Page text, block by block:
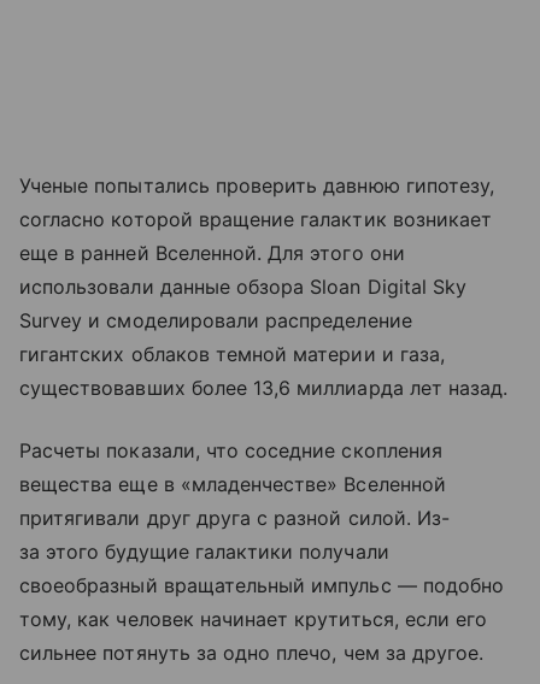
Ученые попытались проверить давнюю гипотезу,
согласно которой вращение галактик возникает
еще в ранней Вселенной. Для этого они
использовали данные обзора Sloan Digital Sky
Survey и смоделировали распределение
гигантских облаков темной материи и газа,
существовавших более 13,6 миллиарда лет назад.
Расчеты показали, что соседние скопления
вещества еще в «младенчестве» Вселенной
притягивали друг друга с разной силой. Из-
за этого будущие галактики получали
своеобразный вращательный импульс — подобно
тому, как человек начинает крутиться, если его
сильнее потянуть за одно плечо, чем за другое.